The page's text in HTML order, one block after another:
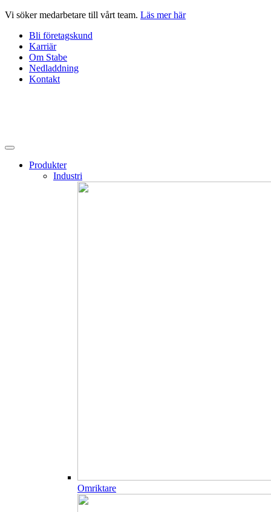
Hoppa
innehåll
Vi söker medarbetare till vårt team. Läs mer här
Bli företagskund
Karriär
Om Stabe
Nedladdning
Kontakt
Produkter
Industri
Omriktare